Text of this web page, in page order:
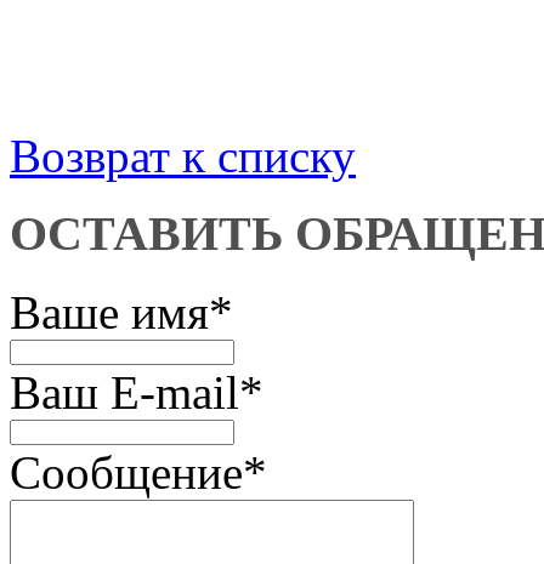
Возврат к списку
ОСТАВИТЬ
Ваше имя*
Ваш E-mail*
Сообщение*